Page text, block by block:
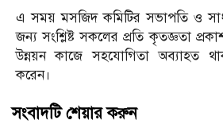
এ সময় মসজিদ কমিটির সভাপতি ও
জন্য সংশ্লিষ্ট সকলের প্রতি কৃতজ্ঞতা
উন্নয়ন কাজে সহযোগিতা অব্যাহত
করেন।
সংবাদটি শেয়ার করুন